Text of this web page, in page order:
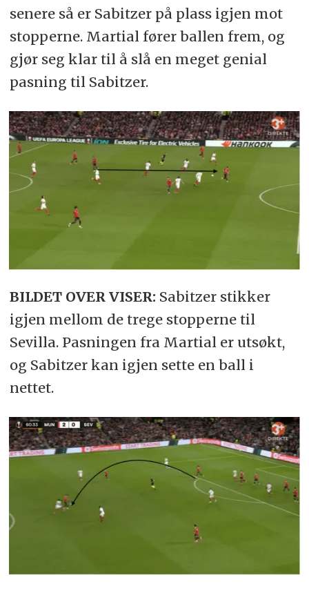
senere så er Sabitzer på plass igjen mot
stopperne. Martial fører ballen frem, og
gjør seg klar til å slå en meget genial
pasning til Sabitzer.
BILDET OVER VISER: Sabitzer stikker
igjen mellom de trege stopperne til
Sevilla. Pasningen fra Martial er utsøkt,
og Sabitzer kan igjen sette en ball i
nettet.